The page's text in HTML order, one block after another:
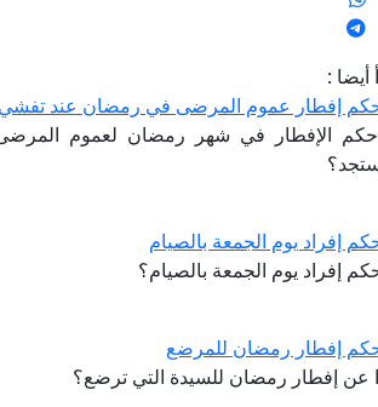
أيضا :
إفطار عموم المرضى في رمضان عند تفشي
الإفطار في شهر رمضان لعموم
إفراد يوم الجمعة بالصيام
إفراد يوم الجمعة بالصيام؟
إفطار رمضان للمرضع
عن إفطار رمضان للسيدة التي ترضع؟